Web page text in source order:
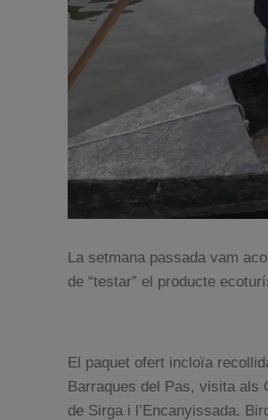
La setmana passada vam
de “testar” el producte
El paquet ofert incloïa
Barraques del Pas, visita als
de Sirga i l’Encanyissada.